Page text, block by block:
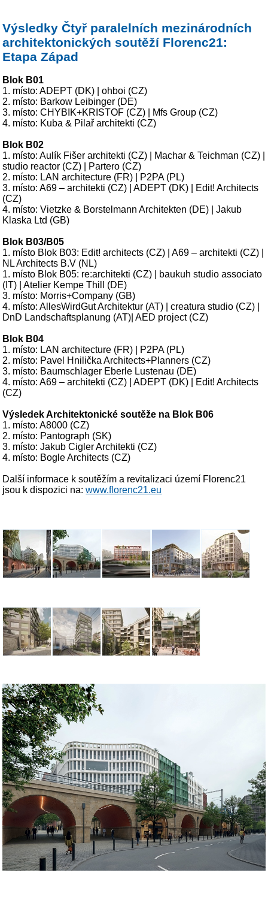
Výsledky Čtyř paralelních mezinárodních
architektonických soutěží Florenc21:
Etapa Západ
Blok B01
1. místo: ADEPT (DK) | ohboi (CZ)
2. místo: Barkow Leibinger (DE)
3. místo: CHYBIK+KRISTOF (CZ) | Mfs Group (CZ)
4. místo: Kuba & Pilař architekti (CZ)
Blok B02
1. místo: Aulík Fišer architekti (CZ) | Machar & Teichman (CZ) |
studio reactor (CZ) | Partero (CZ)
2. místo: LAN architecture (FR) | P2PA (PL)
3. místo: A69 – architekti (CZ) | ADEPT (DK) | Edit! Architects
(CZ)
4. místo: Vietzke & Borstelmann Architekten (DE) | Jakub
Klaska Ltd (GB)
Blok B03/B05
1. místo Blok B03: Edit! architects (CZ) | A69 – architekti (CZ) |
NL Architects B.V (NL)
1. místo Blok B05: re:architekti (CZ) | baukuh studio associato
(IT) | Atelier Kempe Thill (DE)
3. místo: Morris+Company (GB)
4. místo: AllesWirdGut Architektur (AT) | creatura studio (CZ) |
DnD Landschaftsplanung (AT)| AED project (CZ)
Blok B04
1. místo: LAN architecture (FR) | P2PA (PL)
2. místo: Pavel Hnilička Architects+Planners (CZ)
3. místo: Baumschlager Eberle Lustenau (DE)
4. místo: A69 – architekti (CZ) | ADEPT (DK) | Edit! Architects
(CZ)
Výsledek Architektonické soutěže na Blok B06
1. místo: A8000 (CZ)
2. místo: Pantograph (SK)
3. místo: Jakub Cigler Architekti (CZ)
4. místo: Bogle Architects (CZ)
Další informace k soutěžím a revitalizaci území Florenc21
jsou k dispozici na:www.florenc21.eu